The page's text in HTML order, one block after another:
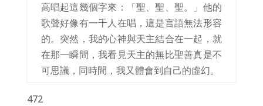
高唱起這幾個字來：「聖、聖、聖。」他的
歌聲好像有一千人在唱，這是言語無法形容
的。突然，我的心神與天主結合在一起，就
在那一瞬間，我看見天主的無比聖善真是不
可思議，同時間，我又體會到自己的虛幻。
472